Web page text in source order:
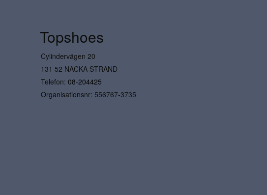
Topshoes
Cylindervägen 20
131 52 NACKA STRAND
Telefon: 08-204425
Organisationsnr: 556767-3735